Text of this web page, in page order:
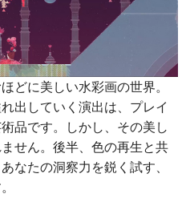
どに美しい水彩画の世界。
出していく演出は、プレイ
品です。しかし、その美し
せん。後半、色の再生と共
なたの洞察力を鋭く試す、